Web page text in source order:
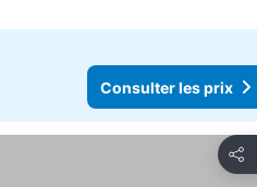
Consulter les prix